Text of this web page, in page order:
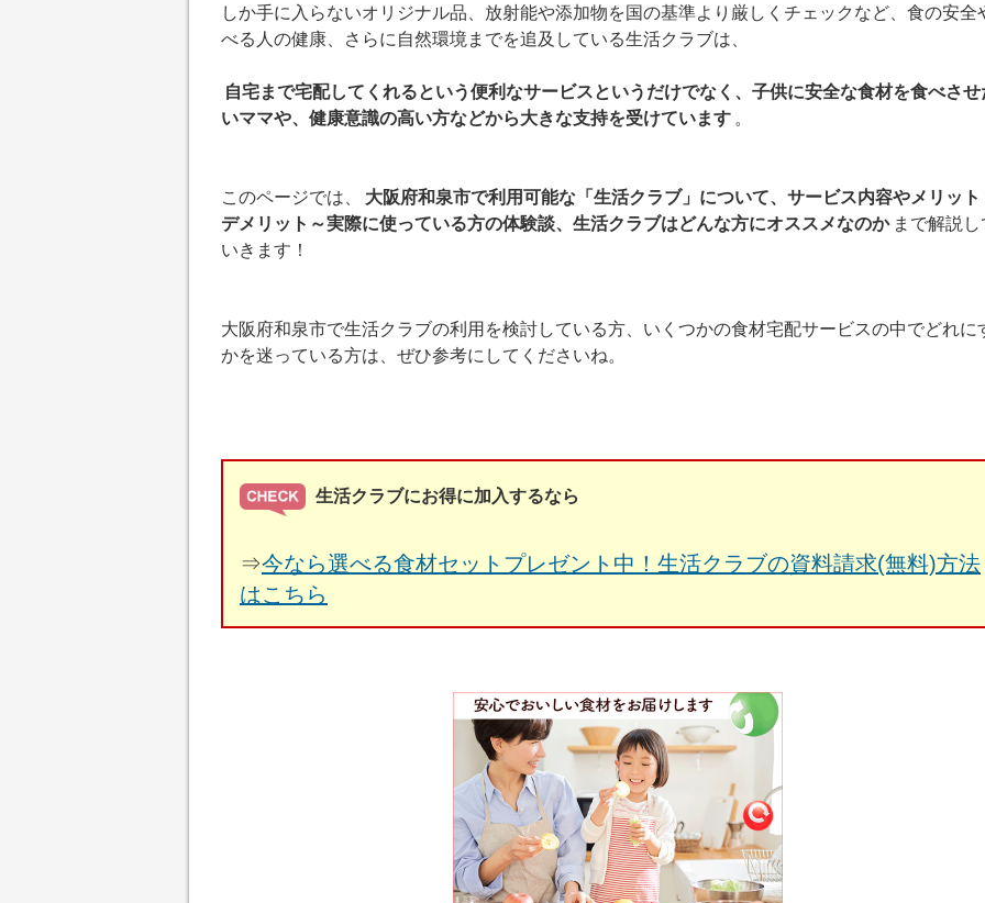
しか手に入らないオリジナル品、放射能や添加物を国の基準より厳しくチェックなど、食の安全
べる人の健康、さらに自然環境までを追及している生活クラブは、
自宅まで宅配してくれるという便利なサービスというだけでなく、子供に安全な食材を食べさせ
いママや、健康意識の高い方などから大きな支持を受けています 。
このページでは、
大阪府和泉市で利用可能な「生活クラブ」について、サービス内容やメリット
デメリット～実際に使っている方の体験談、生活クラブはどんな方にオススメなのか まで解説し
いきます！
大阪府和泉市で生活クラブの利用を検討している方、いくつかの食材宅配サービスの中でどれに
かを迷っている方は、ぜひ参考にしてくださいね。
生活クラブにお得に加入するなら
⇒今なら選べる食材セットプレゼント中！生活クラブの資料請求(無料)方法
はこちら